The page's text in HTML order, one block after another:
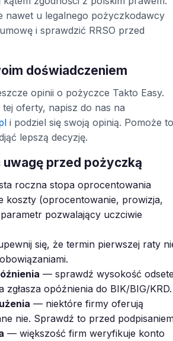
nawet u legalnego pożyczkodawcy
i sprawdzić RRSO przed
doświadczeniem
opinii o pożyczce Takto Easy.
tej oferty, napisz do nas na
i podziel się swoją opinią. Pomoże to
lepszą decyzję.
uwagę przed pożyczką
roczna stopa oprocentowania
koszty (oprocentowanie, prowizja,
pozwalający uczciwie
się, że termin pierwszej raty
— sprawdź wysokość
opóźnienia do BIK/BIG/KRD.
— niektóre firmy oferują
nie. Sprawdź to przed
— większość firm weryfikuje konto